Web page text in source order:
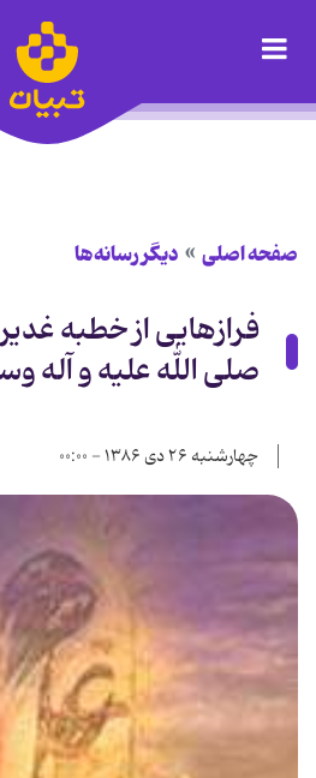
صفحه اصلی دیگر رسانه‌ها
فرازهایی از خطبه
صلی الله علیه و آله
چهارشنبه ۲۶ دی ۱۳۸۶ - ۰۰:۰۰